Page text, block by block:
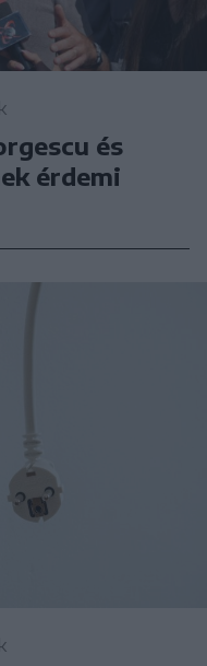
és
érdemi